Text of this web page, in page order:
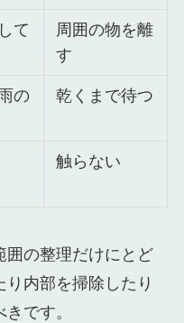
て
周囲の物を離
す
の
乾くまで待つ
触らない
囲の整理だけにとど
内部を掃除したり
です。